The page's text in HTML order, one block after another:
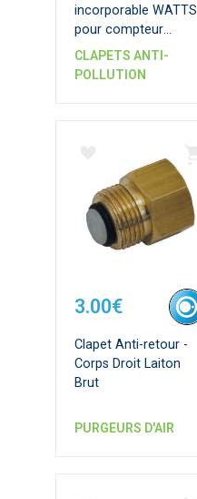
incorporable WATTS
pour compteur
vitesse FO - DN 15 -
3/4"
CLAPETS ANTI-
POLLUTION
3.00€
Clapet Anti-retour -
Corps Droit Laiton
Brut
PURGEURS D'AIR